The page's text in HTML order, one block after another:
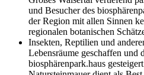
und Besucher des
der Region mit allen Sinnen
regionalen botanischen
Insekten, Reptilien und
Lebensräume geschaffen und
biosphärenpark.haus